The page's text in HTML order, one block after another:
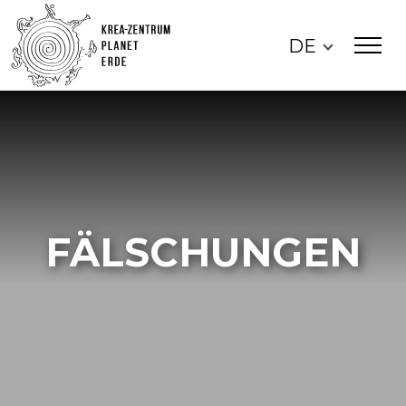
DE
FÄLSCHUNGEN